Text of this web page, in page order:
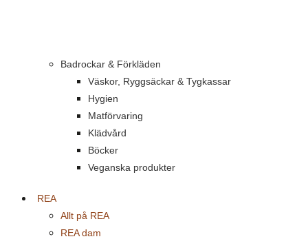
Badrockar & Förkläden
Väskor, Ryggsäckar & Tygkassar
Hygien
Matförvaring
Klädvård
Böcker
Veganska produkter
REA
Allt på REA
REA dam